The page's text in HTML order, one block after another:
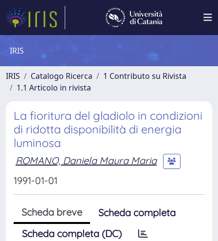
IRIS
IRIS Catalogo Ricerca
1 Contributo su Rivista
1.1 Articolo in rivista
La fioritura del gladiolo in condizioni
di ridotta disponibilità di energia
luminosa
ROMANO, Daniela Maura Maria
1991-01-01
Scheda breve
Scheda completa
Scheda completa (DC)